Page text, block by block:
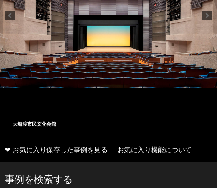
大船渡市民文化会館
❤ お気に入り保存した事例を見る お気に入り機能について
事例を検索する